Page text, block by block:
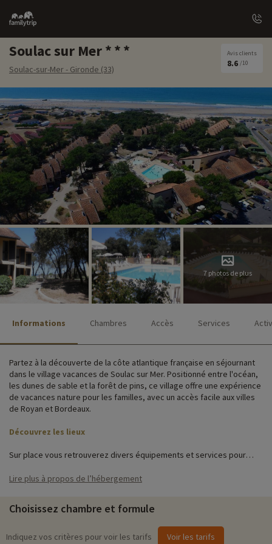
Family
trip
Soulac sur Mer
Soulac-sur-Mer - Gironde (33)
Avis clients
8.6 /10
7 photos de plus
Informations Chambres Accès Services
Partez à la découverte de la côte atlantique française en séjournant
dans le village vacances de Soulac sur Mer. Positionné entre l'océan,
les dunes de sable et la forêt de pins, ce village offre une expérience
de vacances nature pour les familles, avec un accès facile aux villes
de Royan et Bordeaux.
Découvrez les lieux
Sur place vous retrouverez divers équipements et services pour
parking, accès wifi, aire de jeux et laverie.
jusqu'à 8 personnes, en plein cœur de la pinède. Idéal si vous êtes
une famille nombreuse ! Certains logements disposent d'une jolie vue
sur la mer… Ne tardez pas trop à réserver le vôtre !
Lire plus à propos de l’hébergement
Choisissez chambre et formule
Indiquez vos critères pour voir les tarifs Voir les tarifs